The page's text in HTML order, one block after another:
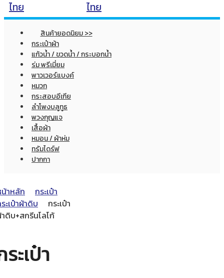
สินค้ายอดนิยม >>
กระเป๋าผ้า
แก้วน้ำ / ขวดน้ำ / กระบอกน้ำ
ร่ม พรีเมี่ยม
พาวเวอร์แบงค์
หมวก
กระสอบอีเกีย
ลำโพงบลูทูธ
พวงกุญแจ
เสื้อผ้า
หมอน / ผ้าห่ม
ทรัมไดร์ฟ
ปากกา
าหลัก
กระเป๋า
ะเป๋าผ้าดิบ
กระเป๋า
ดิบ+สกรีนโลโก้
ะเป๋า